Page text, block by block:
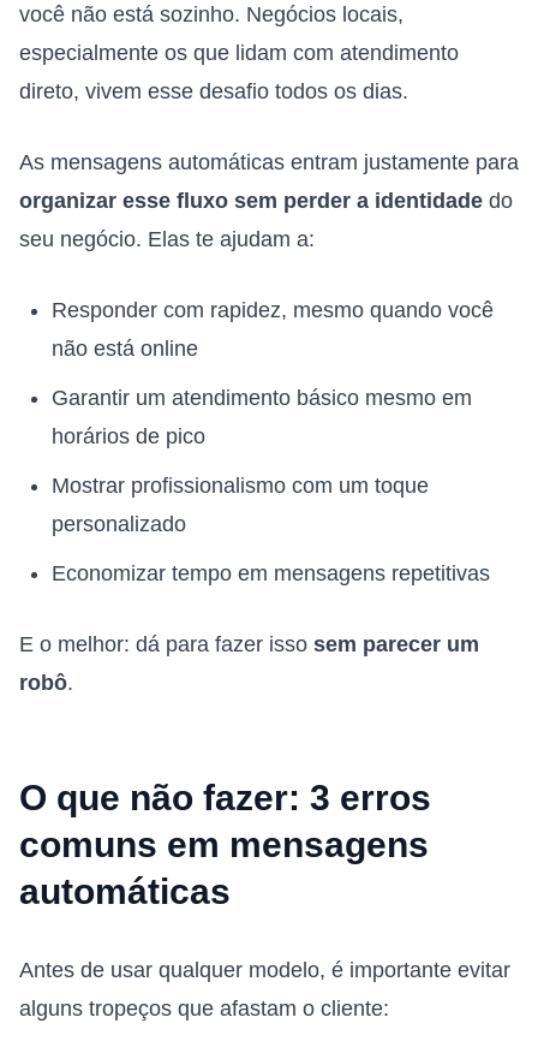
você não está sozinho. Negócios locais,
especialmente os que lidam com atendimento
direto, vivem esse desafio todos os dias.
As mensagens automáticas entram justamente para
organizar esse fluxo sem perder a identidade do
seu negócio. Elas te ajudam a:
Responder com rapidez, mesmo quando você
não está online
Garantir um atendimento básico mesmo em
horários de pico
Mostrar profissionalismo com um toque
personalizado
Economizar tempo em mensagens repetitivas
E o melhor: dá para fazer isso sem parecer um
robô.
O que não fazer: 3 erros
comuns em mensagens
automáticas
Antes de usar qualquer modelo, é importante evitar
alguns tropeços que afastam o cliente: